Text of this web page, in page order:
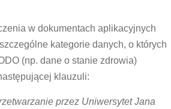
w dokumentach aplikacyjnych
kategorie danych, o których
(np. dane o stanie zdrowia)
klauzuli:
przez Uniwersytet Jana